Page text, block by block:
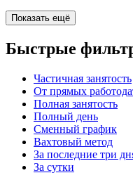
Показать ещё
Быстрые
Частичная занятость
От прямых
Полная занятость
Полный день
Сменный график
Вахтовый метод
За последние три
За сутки